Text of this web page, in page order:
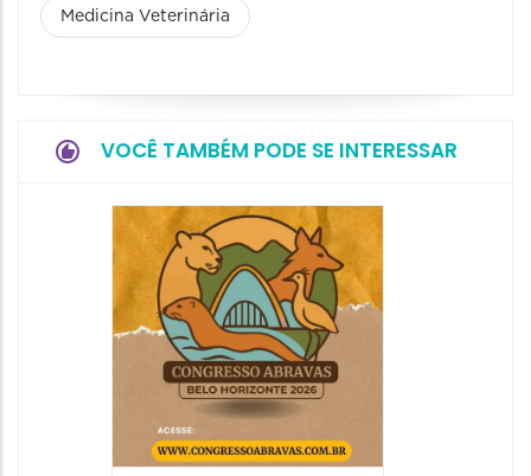
Medicina Veterinária
VOCÊ TAMBÉM PODE SE INTERESSAR